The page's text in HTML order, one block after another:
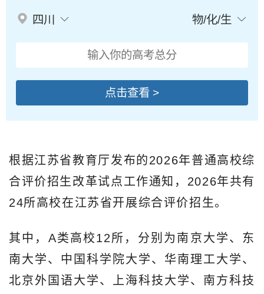
四川 物/化/生
点击查看 >
根据江苏省教育厅发布的2026年普通高校综
合评价招生改革试点工作通知，2026年共有
24所高校在江苏省开展综合评价招生。
其中，A类高校12所，分别为南京大学、东
南大学、中国科学院大学、华南理工大学、
北京外国语大学、上海科技大学、南方科技